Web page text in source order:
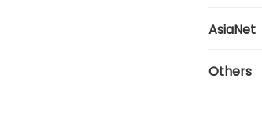
AsiaNet
Others